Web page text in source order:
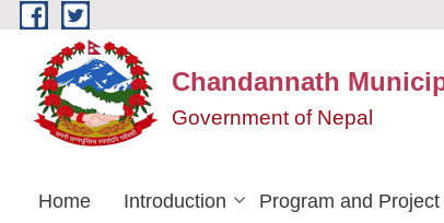
Skip to main content
Chandannath
Government of Nepal
Home Introduction Program and Project